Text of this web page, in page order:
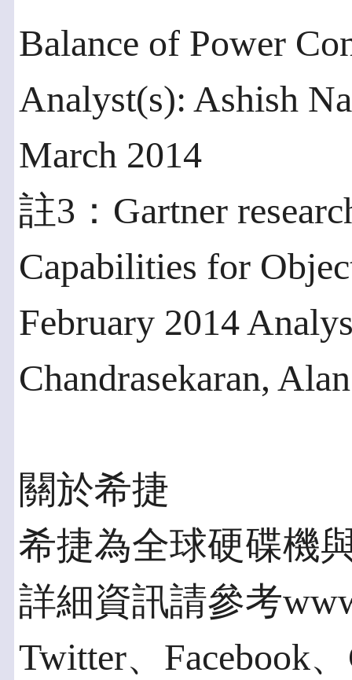
Balance of Power
Analyst(s): Ashish
March 2014
註3：Gartner
Capabilities for
February 2014
Chandrasekaran,
關於希捷
希捷為全球硬碟機
詳細資訊請參考
Twitter、Facebook